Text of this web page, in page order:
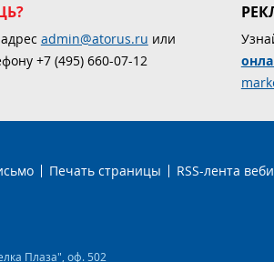
admin@atorus.ru или
+7 (495) 660-07-12
Печать страницы RSS-лента
Плаза", оф. 502